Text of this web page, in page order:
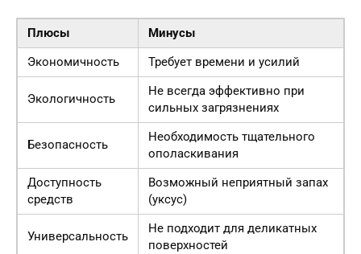
Плюсы
Минусы
Экономичность
Требует времени и усилий
Экологичность
Не всегда эффективно при
сильных загрязнениях
Безопасность
Необходимость тщательного
ополаскивания
Доступность
средств
Возможный неприятный запах
(уксус)
Универсальность
Не подходит для деликатных
поверхностей